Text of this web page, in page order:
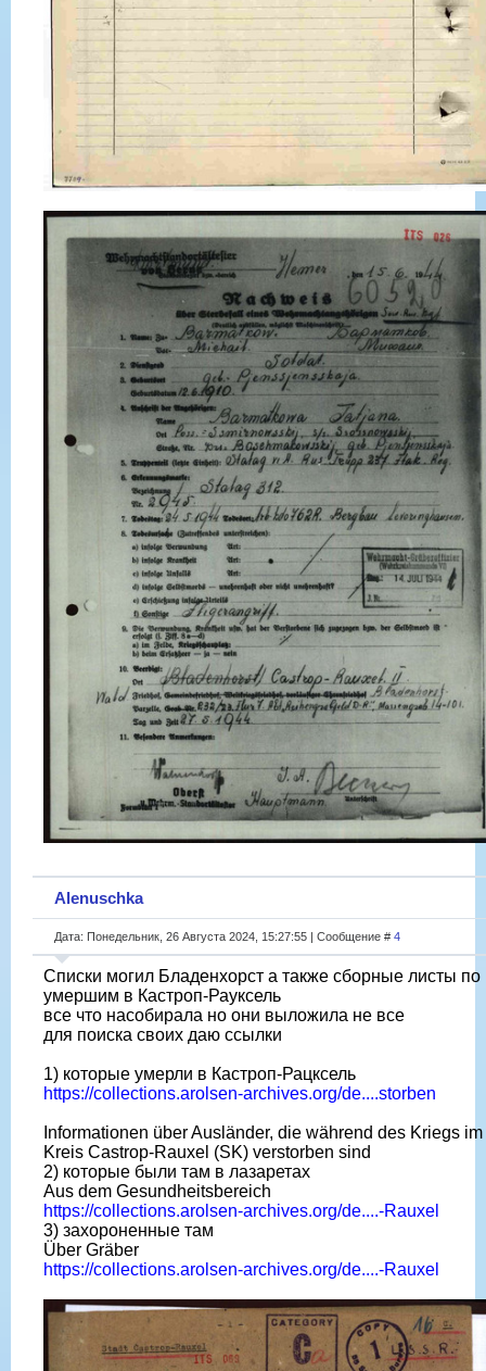
Alenuschka
Дата: Понедельник, 26 Августа 2024, 15:27:55 | Сообщение # 4
Списки могил Бладенхорст а также сборные листы по
умершим в Кастроп-Рауксель
все что насобирала но они выложила не все
для поиска своих даю ссылки
1) которые умерли в Кастроп-Рацксель
https://collections.arolsen-archives.org/de....storben
Informationen über Ausländer, die während des Kriegs im
Kreis Castrop-Rauxel (SK) verstorben sind
2) которые были там в лазаретах
Aus dem Gesundheitsbereich
https://collections.arolsen-archives.org/de....-Rauxel
3) захороненные там
Über Gräber
https://collections.arolsen-archives.org/de....-Rauxel